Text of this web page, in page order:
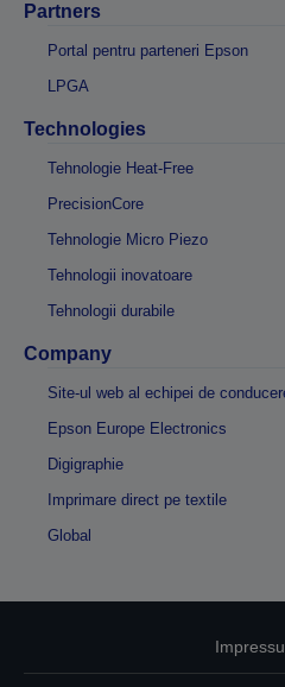
Partners
Portal pentru parteneri Epson
LPGA
Technologies
Tehnologie Heat-Free
PrecisionCore
Tehnologie Micro Piezo
Tehnologii inovatoare
Tehnologii durabile
Company
Site-ul web al echipei de
Epson Europe Electronics
Digigraphie
Imprimare direct pe textile
Global